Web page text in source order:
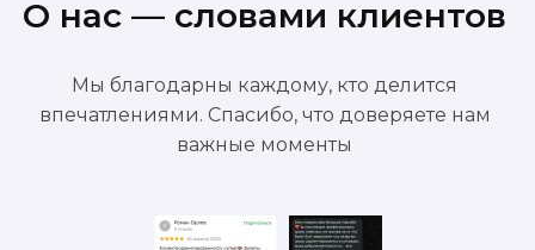
О нас — словами клиентов
Мы благодарны каждому, кто делится
впечатлениями. Спасибо, что доверяете нам
важные моменты